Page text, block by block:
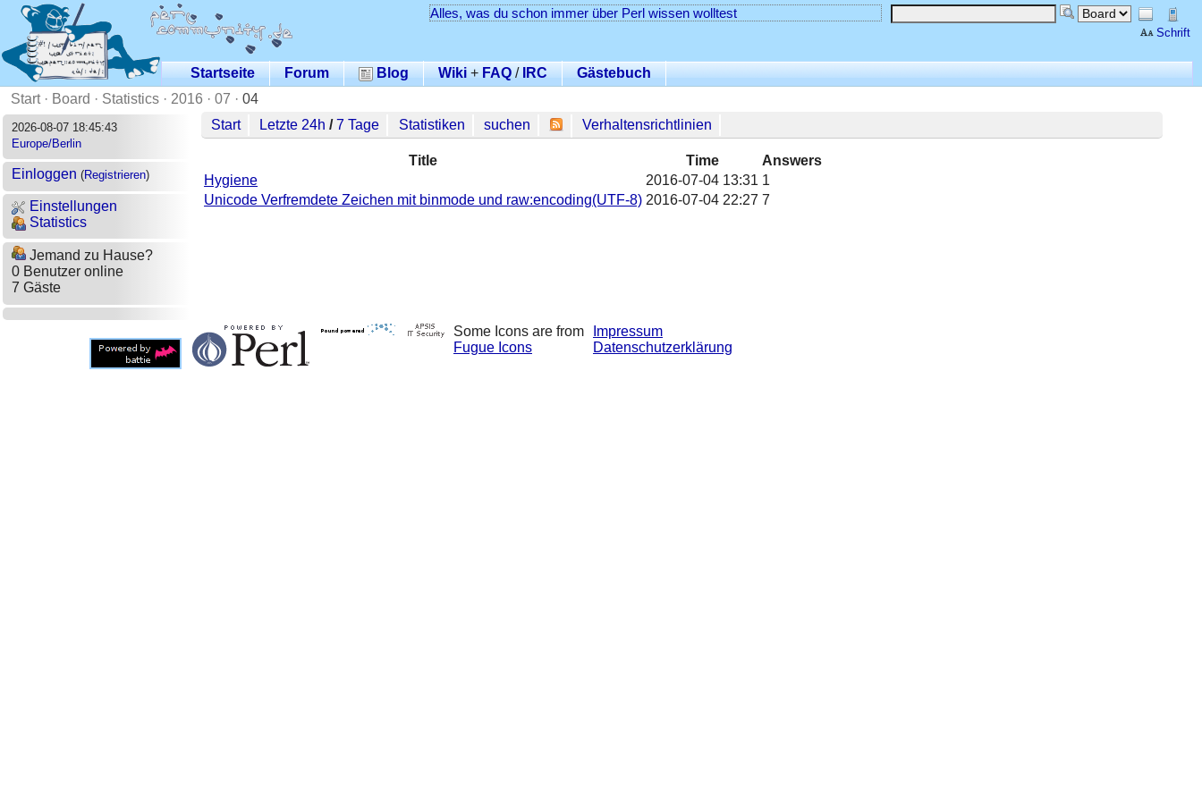
Schrift
Alles, was du schon immer über Perl wissen wolltest
Startseite Forum Blog Wiki+ FAQ /IRC
Gästebuch
Start· Board · Statistics · 2016 · 07 · 04
2026-08-07 18:45:43
Europe/Berlin
Einloggen (Registrieren)
Einstellungen
Statistics
Jemand zu Hause?
0 Benutzer online
7 Gäste
Start Letzte 24h /7 Tage Statistiken suchen Verhaltensrichtlinien
Title Time
Answers
Hygiene
2016-07-04 13:31 1
Unicode Verfremdete Zeichen mit binmode und raw:encoding(UTF-8) 2016-07-04 22:27 7
Some Icons are from
Fugue Icons
Impressum
Datenschutzerklärung